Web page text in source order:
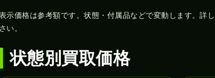
示価格は参考額です。状態・付属品などで変動します。詳
さい。
状態別買取価格